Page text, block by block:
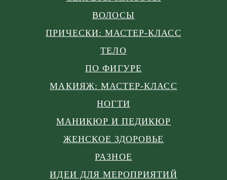
ВОЛОСЫ
ПРИЧЕСКИ: МАСТЕР-КЛАСС
ТЕЛО
ПО ФИГУРЕ
МАКИЯЖ: МАСТЕР-КЛАСС
НОГТИ
МАНИКЮР И ПЕДИКЮР
ЖЕНСКОЕ ЗДОРОВЬЕ
РАЗНОЕ
ИДЕИ ДЛЯ МЕРОПРИЯТИЙ